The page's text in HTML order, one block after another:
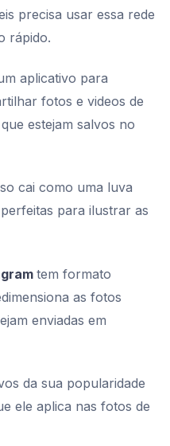
precisa usar essa rede
rápido.
aplicativo para
fotos e videos de
estejam salvos no
cai como uma luva
para ilustrar as
tem formato
as fotos
enviadas em
da sua popularidade
ele aplica nas fotos de